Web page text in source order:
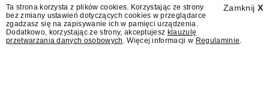
Wydawcy programów są mistrzami sztuki
zapraszania gości.
Zamknij X
Ta strona korzysta z plików cookies. Korzystając ze strony
bez zmiany ustawień dotyczących cookies w przeglądarce
zgadzasz się na zapisywanie ich w pamięci urządzenia.
Dodatkowo, korzystając ze strony, akceptujesz klauzulę
przetwarzania danych osobowych . Więcej informacji w Regulaminie.